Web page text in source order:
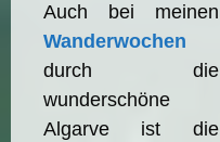
Auch bei meinen
Wanderwochen
durch die
wunderschöne
Algarve ist die